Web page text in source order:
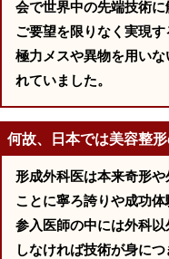
会で世界中の先端技術
ご要望を限りなく実現す
極力メスや異物を用い
れていました。
何故、日本では美容整
形成外科医は本来奇形
ことに寧ろ誇りや成功
参入医師の中には外科
しなければ技術が身に